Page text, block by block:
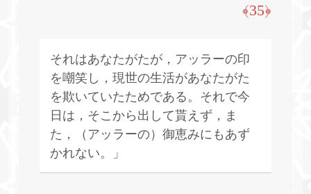
﴿35﴾
それはあなたがたが，アッラーの印
を嘲笑し，現世の生活があなたがた
を欺いていたためである。それで今
日は，そこから出して貰えず，ま
た，（アッラーの）御恵みにもあず
かれない。」